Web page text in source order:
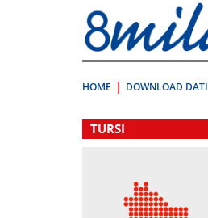
direttamente
a:
Contenuto
HOME DOWNLOAD DATI
.
TURSI